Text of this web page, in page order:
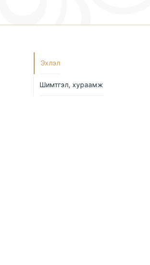
Эхлэл
Шимтгэл, хураамж